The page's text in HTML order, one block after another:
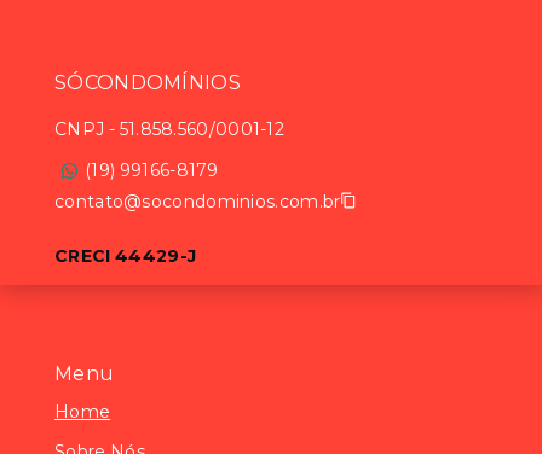
Menu
Home
SÓCONDOMÍNIOS
CNPJ - 51.858.560/0001-12
(19) 99166-8179
contato@socondominios.com.br
CRECI 44429-J